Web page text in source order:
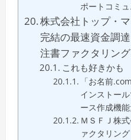
ポートコミュ
株式会社トップ・
完結の最速資金調
注書ファクタリング
これも好きかも
「お名前
インストー
ース作成機能
ＭＳＦＪ株
ァクタリン